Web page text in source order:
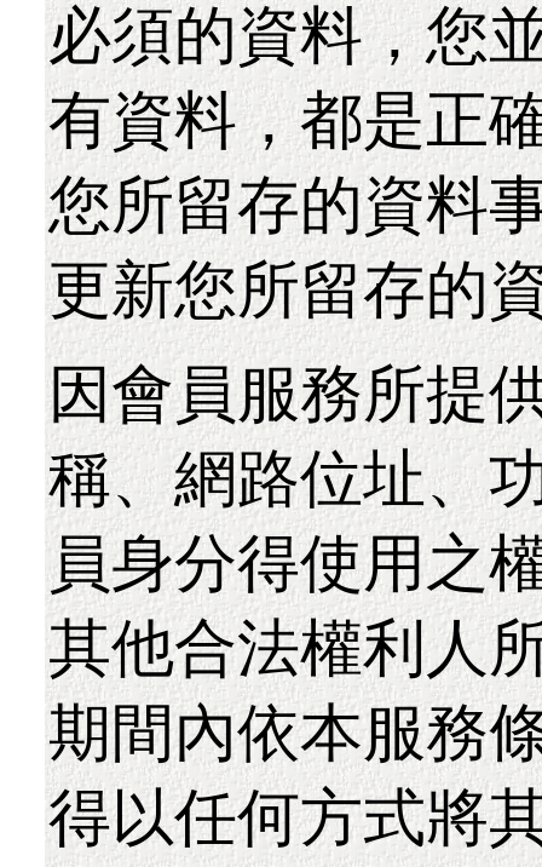
必須的資料，您
有資料，都是正
您所留存的資料
更新您所留存的
因會員服務所提
稱、網路位址、
員身分得使用之
其他合法權利人
期間內依本服務
得以任何方式將